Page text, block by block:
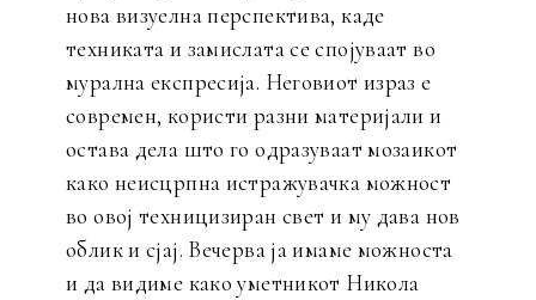
нова визуелна перспектива, каде
техниката и замислата се спојуваат во
мурална експресија. Неговиот израз е
современ, користи разни материјали и
остава дела што го одразуваат мозаикот
како неисцрпна истражувачка можност
во овој техницизиран свет и му дава нов
облик и сјај. Вечерва ја имаме можноста
и да видиме како уметникот Никола